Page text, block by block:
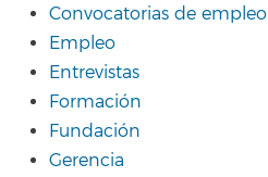
Convocatorias de empleo
Empleo
Entrevistas
Formación
Fundación
Gerencia